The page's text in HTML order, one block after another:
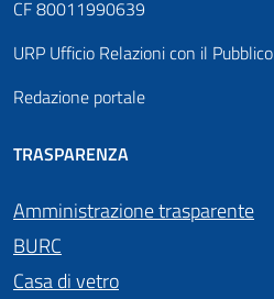
CF 80011990639
URP Ufficio Relazioni con il Pubblico
Redazione portale
TRASPARENZA
Amministrazione trasparente
BURC
Casa di vetro